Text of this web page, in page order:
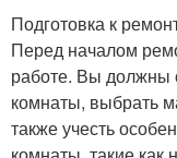
Подготовка к
Перед началом
работе. Вы должны
комнаты, выбрать
также учесть